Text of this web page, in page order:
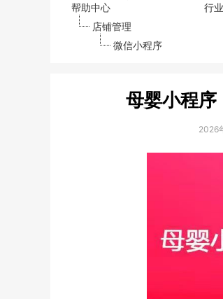
帮助中心
店铺管理
微信小程序
行
母婴小程序
2026